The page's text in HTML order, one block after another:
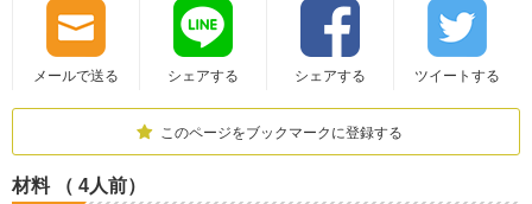
メールで送る シェアする シェアする ツイートする
このページをブックマークに登録する
材料 （ 4人前）